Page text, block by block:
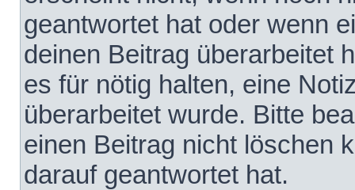
geantwortet hat oder wenn
deinen Beitrag überarbeitet
es für nötig halten, eine
überarbeitet wurde. Bitte
einen Beitrag nicht löschen
darauf geantwortet hat.